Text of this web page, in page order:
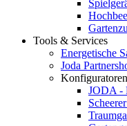
Tools & Services
Energetische
Joda
Konfiguratoren
JODA -